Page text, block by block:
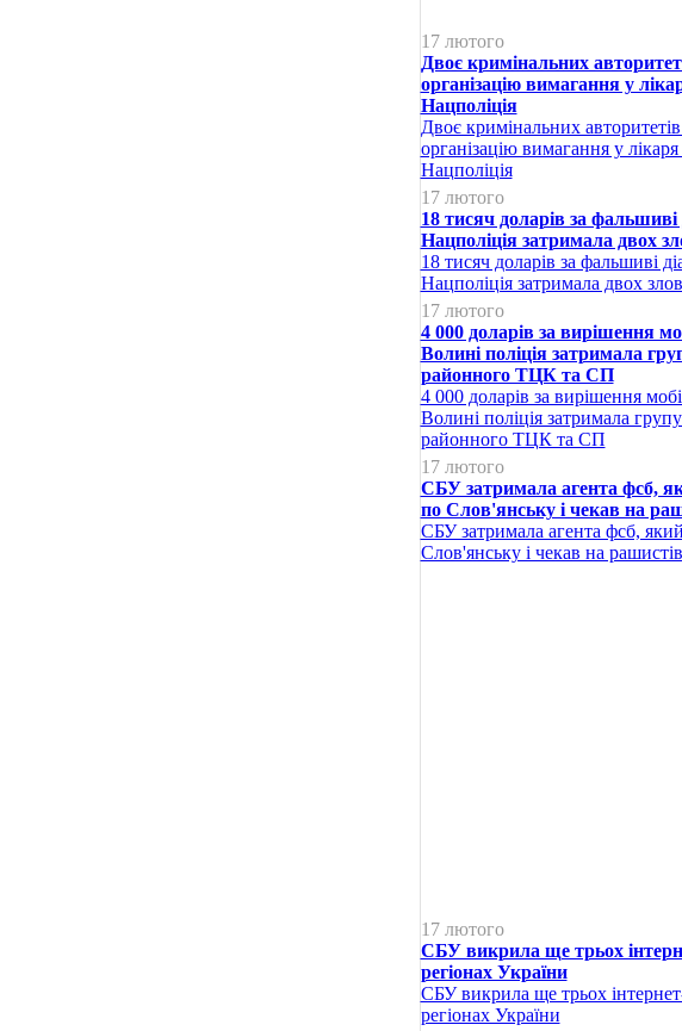
17 лютого
Двоє кримінальних
організацію вимагання у
Нацполіція
Двоє кримінальних
організацію вимагання у
Нацполіція
17 лютого
18 тисяч доларів за
Нацполіція затримала двох
18 тисяч доларів за фальшиві
Нацполіція затримала двох
17 лютого
4 000 доларів за вирішення
Волині поліція затримала
районного ТЦК та СП
4 000 доларів за вирішення
Волині поліція затримала
районного ТЦК та СП
17 лютого
СБУ затримала агента фсб,
по Слов'янську і чекав на
СБУ затримала агента фсб,
Слов'янську і чекав на рашистів
17 лютого
СБУ викрила ще трьох
регіонах України
СБУ викрила ще трьох
регіонах України